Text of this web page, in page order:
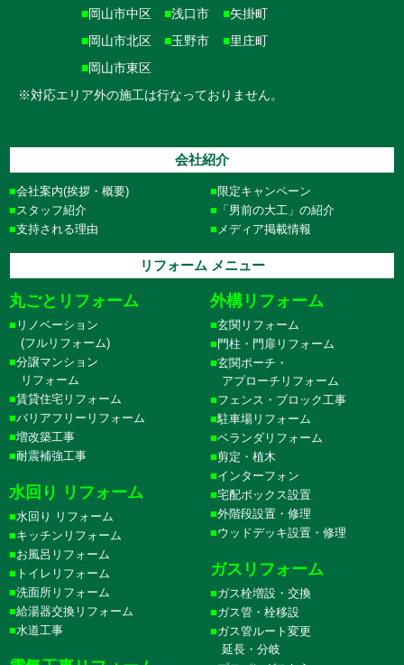
■岡山市中区
■岡山市北区
■岡山市東区
■浅口市
■玉野市
■矢掛町
■里庄町
※対応エリア外の施工は行なっておりません。
会社紹介
会社案内(挨拶・概要)
スタッフ紹介
支持される理由
限定キャンペーン
「男前の大工」の紹介
メディア掲載情報
リフォーム メニュー
丸ごとリフォーム
リノベーション
(フルリフォーム)
分譲マンション
リフォーム
賃貸住宅リフォーム
バリアフリーリフォーム
増改築工事
耐震補強工事
水回り リフォーム
水回り リフォーム
キッチンリフォーム
お風呂リフォーム
トイレリフォーム
洗面所リフォーム
給湯器交換リフォーム
水道工事
外構リフォーム
玄関リフォーム
門柱・門扉リフォーム
玄関ポーチ・
アプローチリフォーム
フェンス・ブロック工事
駐車場リフォーム
ベランダリフォーム
剪定・植木
インターフォン
宅配ボックス設置
外階段設置・修理
ウッドデッキ設置・修理
ガスリフォーム
ガス栓増設・交換
ガス管・栓移設
ガス管ルート変更
延長・分岐